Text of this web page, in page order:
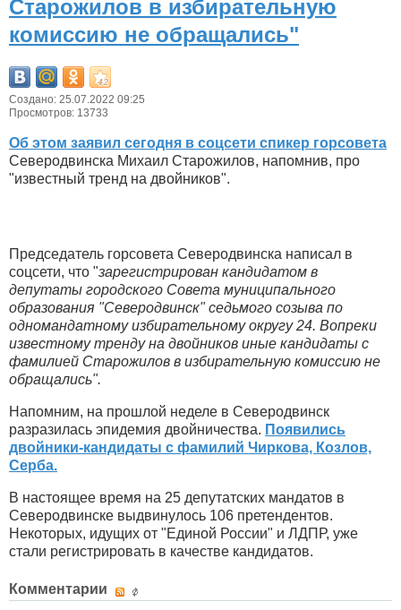
Старожилов в избирательную
комиссию не обращались"
Создано: 25.07.2022 09:25
Просмотров: 13733
Об этом заявил сегодня в соцсети спикер горсовета
Северодвинска Михаил Старожилов, напомнив, про
"известный тренд на двойников".
Председатель горсовета Северодвинска написал в
соцсети, что "зарегистрирован кандидатом в
депутаты городского Совета муниципального
образования "Северодвинск" седьмого созыва по
одномандатному избирательному округу 24. Вопреки
известному тренду на двойников иные кандидаты с
фамилией Старожилов в избирательную комиссию не
обращались".
Напомним, на прошлой неделе в Северодвинск
разразилась эпидемия двойничества. Появились
двойники-кандидаты с фамилий Чиркова, Козлов,
Серба.
В настоящее время на 25 депутатских мандатов в
Северодвинске выдвинулось 106 претендентов.
Некоторых, идущих от "Единой России" и ЛДПР, уже
стали регистрировать в качестве кандидатов.
Комментарии